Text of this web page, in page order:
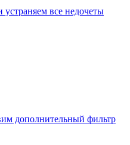
все недочеты
дополнительный фильтр